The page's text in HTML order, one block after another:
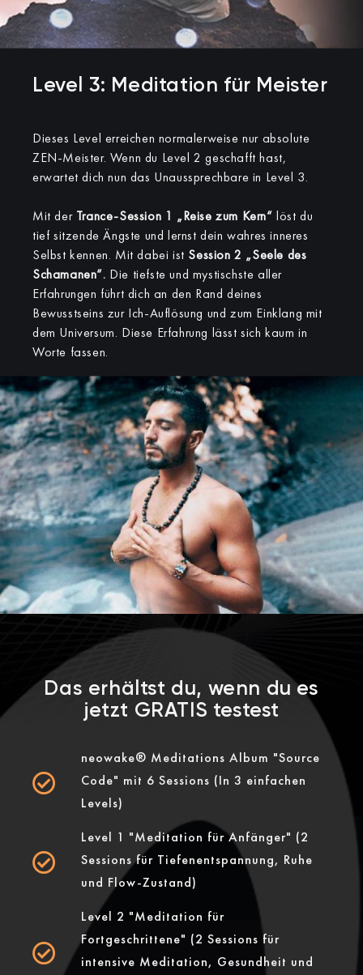
Level 3: Meditation für Meister
Dieses Level erreichen normalerweise nur absolute
ZEN-Meister. Wenn du Level 2 geschafft hast,
erwartet dich nun das Unaussprechbare in Level 3.
Mit der Trance-Session 1 „Reise zum Kern“ löst du
tief sitzende Ängste und lernst dein wahres inneres
Selbst kennen. Mit dabei ist Session 2 „Seele des
Schamanen“. Die tiefste und mystischste aller
Erfahrungen führt dich an den Rand deines
Bewusstseins zur Ich-Auflösung und zum Einklang mit
dem Universum. Diese Erfahrung lässt sich kaum in
Worte fassen.
Das erhältst du, wenn du es
jetzt GRATIS testest
neowake® Meditations Album "Source
Code" mit 6 Sessions (In 3 einfachen
Levels)
Level 1 "Meditation für Anfänger" (2
Sessions für Tiefenentspannung, Ruhe
und Flow-Zustand)
Level 2 "Meditation für
Fortgeschrittene" (2 Sessions für
intensive Meditation, Gesundheit und